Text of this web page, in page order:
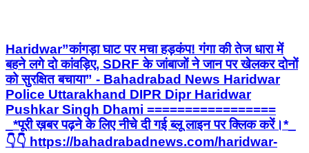
Haridwar”कांगड़ा घाट पर मचा हड़कंप! गंगा की तेज धारा में
बहने लगे दो कांवड़िए, SDRF के जांबाजों ने जान पर खेलकर दोनों
को सुरक्षित बचाया” - Bahadrabad News Haridwar
Police Uttarakhand DIPR Dipr Haridwar
Pushkar Singh Dhami =================
_*पूरी ख़बर पढ़ने के लिए नीचे दी गई ब्लू लाइन पर क्लिक करें।*_
👇👇 https://bahadrabadnews.com/haridwar-